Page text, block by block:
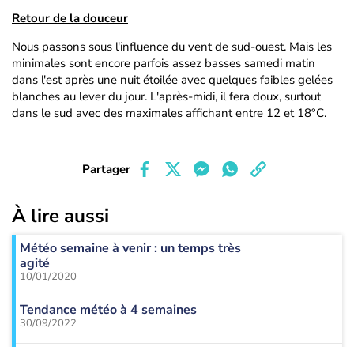
Retour de la douceur
Nous passons sous l'influence du vent de sud-ouest. Mais les
minimales sont encore parfois assez basses samedi matin
dans l'est après une nuit étoilée avec quelques faibles gelées
blanches au lever du jour. L'après-midi, il fera doux, surtout
dans le sud avec des maximales affichant entre 12 et 18°C.
Partager
À lire aussi
Météo semaine à venir : un temps très
agité
10/01/2020
Tendance météo à 4 semaines
30/09/2022